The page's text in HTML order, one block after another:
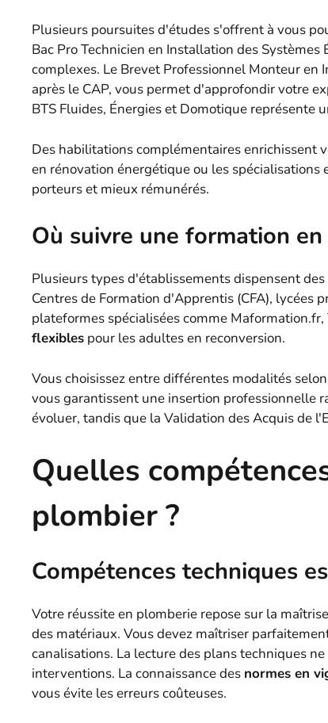
Plusieurs poursuites d'études s'offrent à vous
Bac Pro Technicien en Installation des
complexes. Le Brevet Professionnel Monteur en
après le CAP, vous permet d'approfondir votre
BTS Fluides, Énergies et Domotique représente
Des habilitations complémentaires enrichissent
en rénovation énergétique ou les
porteurs et mieux rémunérés.
Où suivre une formation
Plusieurs types d'établissements dispensent
Centres de Formation d'Apprentis (CFA), lycées
plateformes spécialisées comme
flexibles pour les adultes en reconversion.
Vous choisissez entre différentes modalités
vous garantissent une insertion professionnelle
évoluer, tandis que la Validation des Acquis de
Quelles
plombier ?
Compétences techniques
Votre réussite en plomberie repose sur la
des matériaux. Vous devez maîtriser
canalisations. La lecture des plans techniques
interventions. La connaissance des normes en
vous évite les erreurs coûteuses.